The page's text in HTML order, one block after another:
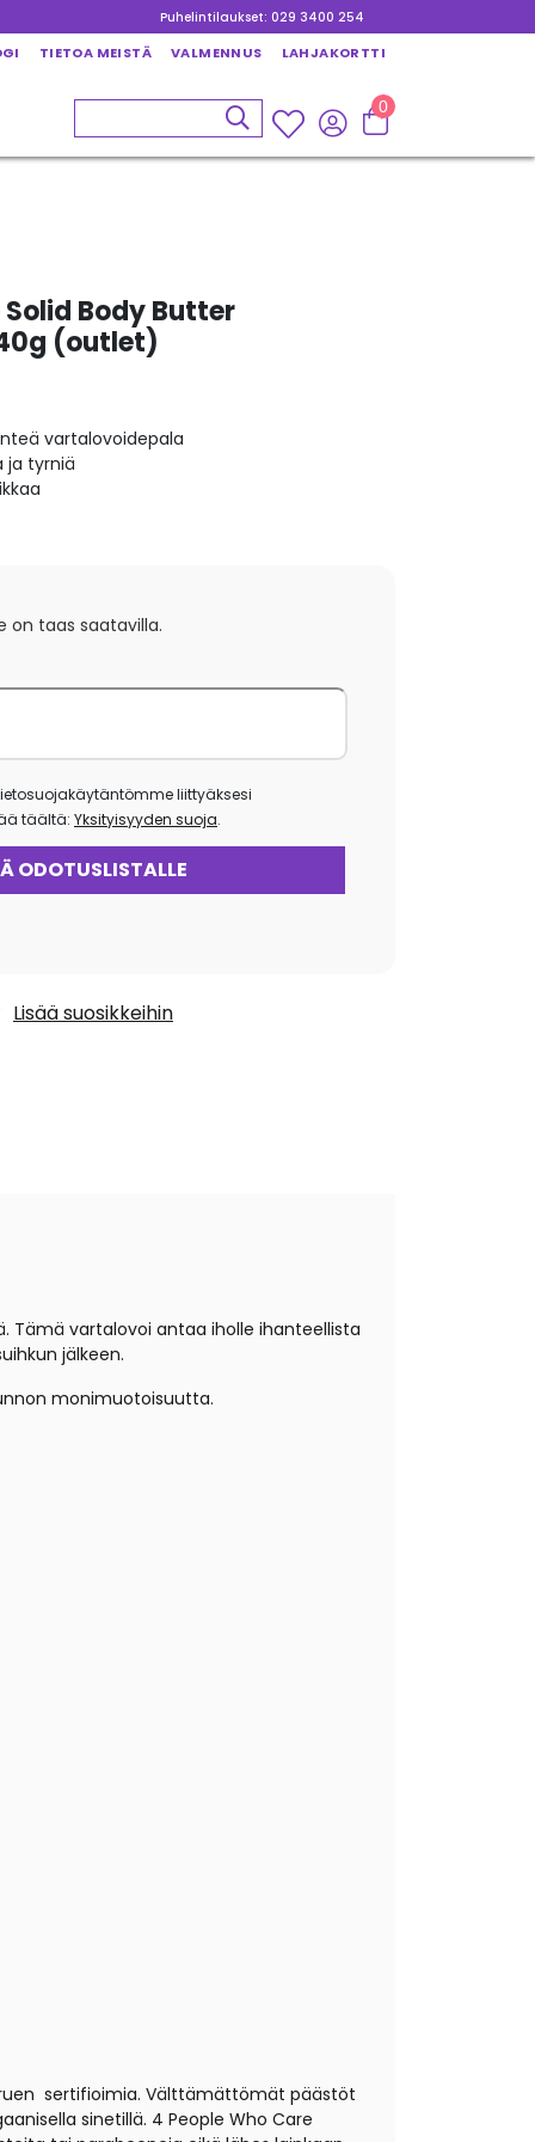
Puhelintilaukset: 029 3400 254
TIETOA MEISTÄ VALMENNUS LAHJAKORTTI
0
Solid Body Butter
(outlet)
vartalovoidepala
ja tyrniä
on taas saatavilla.
liittyäksesi
täältä: Yksityisyyden suoja.
Lisää suosikkeihin
Tämä vartalovoi antaa iholle ihanteellista
jälkeen.
monimuotoisuutta.
sertifioimia. Välttämättömät päästöt
sinetillä. 4 People Who Care